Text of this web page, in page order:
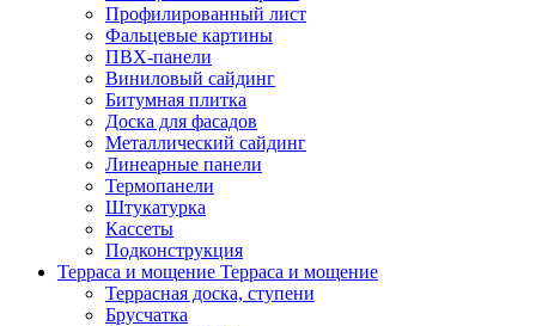
Профилированный лист
Фальцевые картины
ПВХ-панели
Виниловый сайдинг
Битумная плитка
Доска для фасадов
Металлический сайдинг
Линеарные панели
Термопанели
Штукатурка
Кассеты
Подконструкция
Терраса и мощение Терраса и мощение
Террасная доска, ступени
Брусчатка